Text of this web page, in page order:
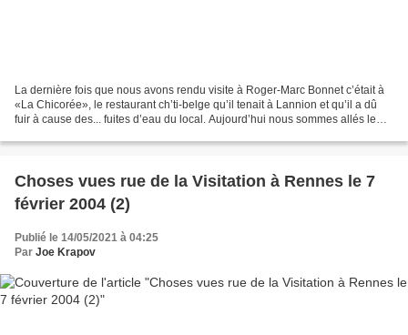
La dernière fois que nous avons rendu visite à Roger-Marc Bonnet c’était à
«La Chicorée», le restaurant ch’ti-belge qu’il tenait à Lannion et qu’il a dû
fuir à cause des... fuites d’eau du local. Aujourd’hui nous sommes allés le
Choses vues rue de la Visitation à Rennes le 7
février 2004 (2)
Publié le 14/05/2021 à 04:25
Par Joe Krapov